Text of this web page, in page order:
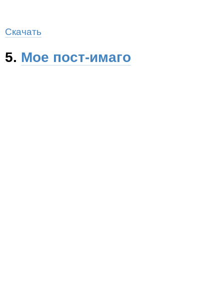
Скачать
5. Мое пост-имаго